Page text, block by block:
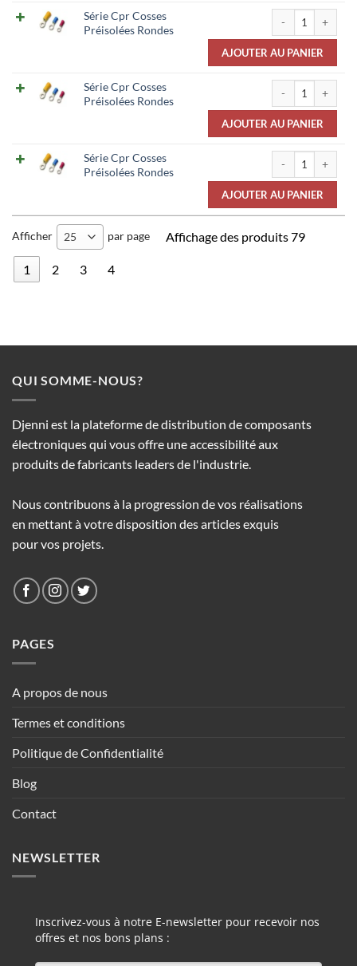
Série Cpr Cosses
Préisolées Rondes
quantité de Série
AJOUTER AU PANIER
Série Cpr Cosses
Préisolées Rondes
quantité de Série
AJOUTER AU PANIER
Série Cpr Cosses
Préisolées Rondes
quantité de Série
AJOUTER AU PANIER
Afficher 25 par page Affichage des produits 79
1 2 3 4
QUI SOMME-NOUS?
Djenni est la plateforme de distribution de composants
électroniques qui vous offre une accessibilité aux
produits de fabricants leaders de l'industrie.
Nous contribuons à la progression de vos réalisations
en mettant à votre disposition des articles exquis
pour vos projets.
PAGES
A propos de nous
Termes et conditions
Politique de Confidentialité
Blog
Contact
NEWSLETTER
Inscrivez-vous à notre E-newsletter pour recevoir nos
offres et nos bons plans :